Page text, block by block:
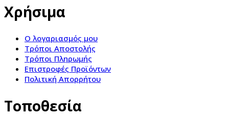
Χρήσιμα
Ο λογαριασμός μου
Τρόποι Αποστολής
Τρόποι Πληρωμής
Επιστροφές Προϊόντων
Πολιτική Απορρήτου
Τοποθεσία